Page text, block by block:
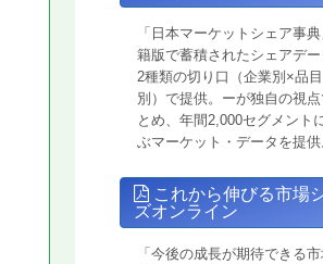
「日本マーケットシェア事
籍版で蓄積されたシェアデー
2種類の切り口（企業別×品目
別）で提供。ーが独自の視点
とめ、年間2,000セグメント
ぶマーケット・データを提供
これから伸びる市場
ズオンライン
「今後の成長が期待できる市